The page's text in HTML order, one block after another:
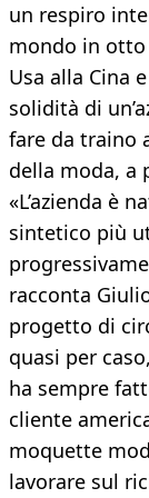
un respiro
mondo in
Usa alla Cina
solidità di
fare da traino
della moda, a
«L’azienda è
sintetico più
racconta
progetto di
quasi per
ha sempre
cliente
moquette
lavorare sul